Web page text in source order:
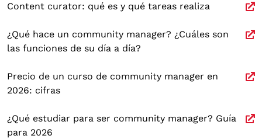
Content curator: qué es y qué tareas realiza
¿Qué hace un community manager? ¿Cuáles son
las funciones de su día a día?
Precio de un curso de community manager en
2026: cifras
¿Qué estudiar para ser community manager? Guía
para 2026